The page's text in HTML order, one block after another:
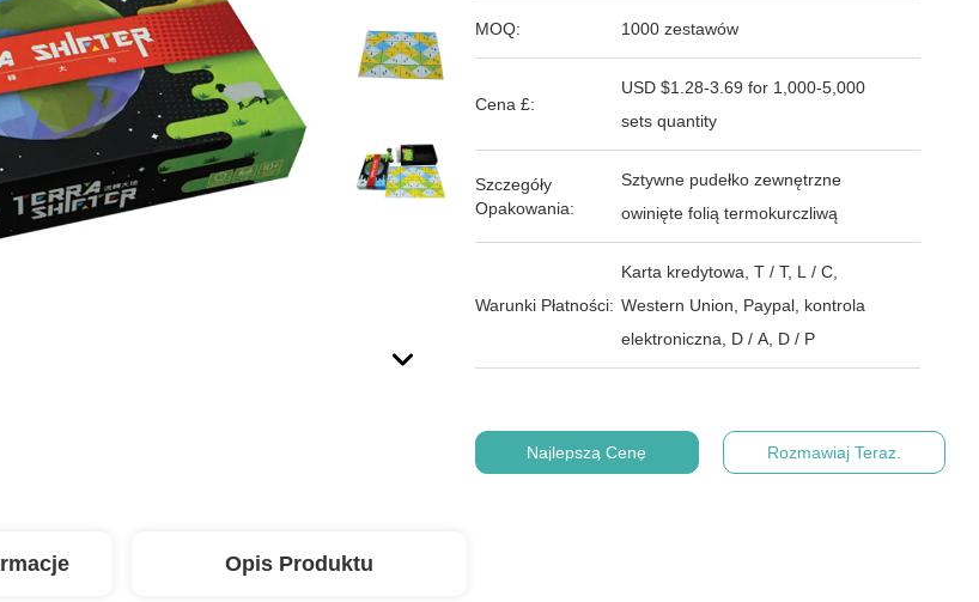
MOQ: 1000 zestawów
Cena £:
USD $1.28-3.69 for 1,000-5,000
sets quantity
Szczegóły
Opakowania:
Sztywne pudełko zewnętrzne
owinięte folią termokurczliwą
Warunki Płatności:
Karta kredytowa, T / T, L / C,
Western Union, Paypal, kontrola
elektroniczna, D / A, D / P
Najlepszą Cenę Rozmawiaj Teraz.
Opis Produktu